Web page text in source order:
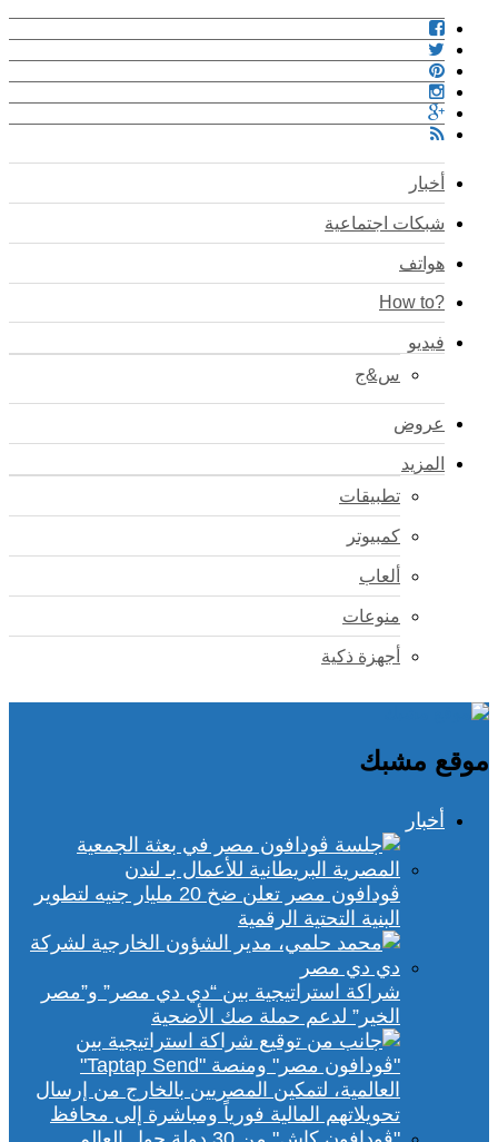
أخبار
شبكات اجتماعية
هواتف
?How to
فيديو
س&ج
عروض
المزيد
تطبيقات
كمبيوتر
ألعاب
منوعات
أجهزة ذكية
موقع مشبك
أخبار
ڤودافون مصر تعلن ضخ 20 مليار جنيه لتطوير
البنية التحتية الرقمية
شراكة استراتيجية بين “دي دي مصر” و”مصر
الخير” لدعم حملة صك الأضحية